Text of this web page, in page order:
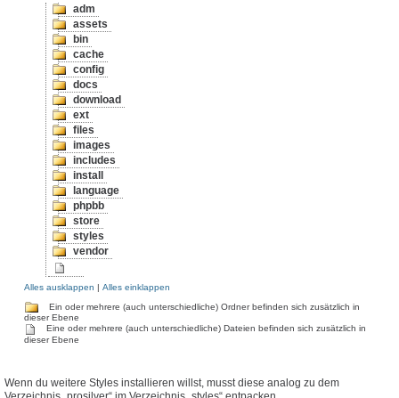
adm
assets
bin
cache
config
docs
download
ext
files
images
includes
install
language
phpbb
store
styles
vendor
Alles ausklappen | Alles einklappen
Ein oder mehrere (auch unterschiedliche) Ordner befinden sich zusätzlich in
dieser Ebene
Eine oder mehrere (auch unterschiedliche) Dateien befinden sich zusätzlich in
dieser Ebene
Wenn du weitere Styles installieren willst, musst diese analog zu dem